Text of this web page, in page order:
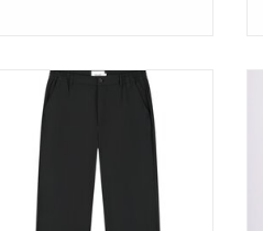
Pure Path Straight Fit Pants
TOEVOEGEN AAN WINKELWAGEN